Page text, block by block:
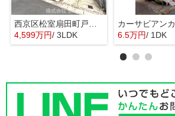
4,599万円/ 3LDK
カーサビアンカ
6.5万円/ 1DK